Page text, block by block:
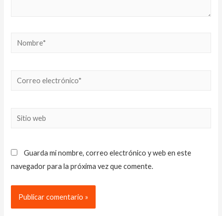
Nombre*
Correo
Sitio
Guarda mi nombre, correo electrónico y web en este
navegador para la próxima vez que comente.